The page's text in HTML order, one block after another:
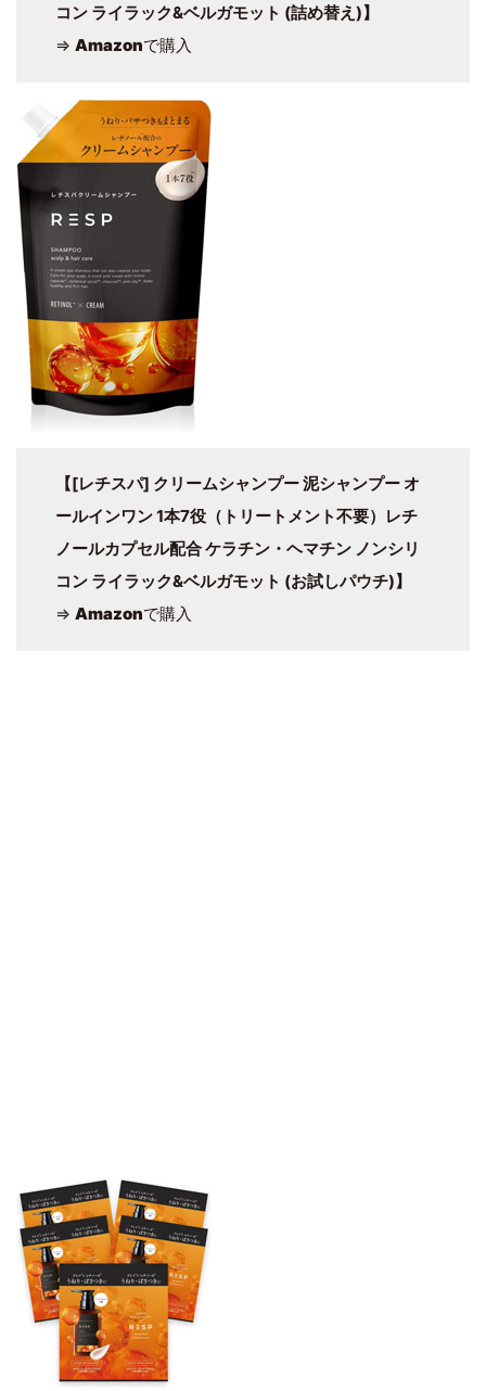
コン ライラック&ベルガモット (詰め替え)】
⇒ Amazonで購入
【[レチスパ] クリームシャンプー 泥シャンプー オ
ールインワン 1本7役（トリートメント不要）レチ
ノールカプセル配合 ケラチン・ヘマチン ノンシリ
コン ライラック&ベルガモット (お試しパウチ)】
⇒ Amazonで購入